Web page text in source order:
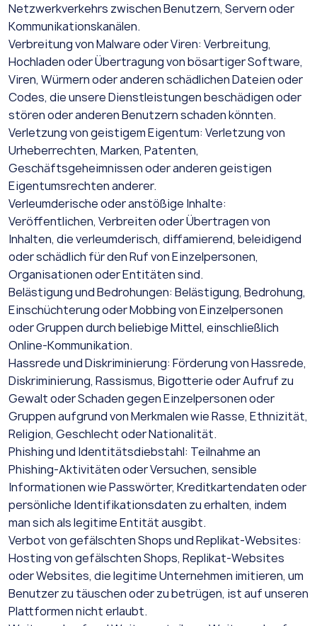
Netzwerkverkehrs zwischen Benutzern, Servern oder
Kommunikationskanälen.
Verbreitung von Malware oder Viren: Verbreitung,
Hochladen oder Übertragung von bösartiger Software,
Viren, Würmern oder anderen schädlichen Dateien oder
Codes, die unsere Dienstleistungen beschädigen oder
stören oder anderen Benutzern schaden könnten.
Verletzung von geistigem Eigentum: Verletzung von
Urheberrechten, Marken, Patenten,
Geschäftsgeheimnissen oder anderen geistigen
Eigentumsrechten anderer.
Verleumderische oder anstößige Inhalte:
Veröffentlichen, Verbreiten oder Übertragen von
Inhalten, die verleumderisch, diffamierend, beleidigend
oder schädlich für den Ruf von Einzelpersonen,
Organisationen oder Entitäten sind.
Belästigung und Bedrohungen: Belästigung, Bedrohung,
Einschüchterung oder Mobbing von Einzelpersonen
oder Gruppen durch beliebige Mittel, einschließlich
Online-Kommunikation.
Hassrede und Diskriminierung: Förderung von Hassrede,
Diskriminierung, Rassismus, Bigotterie oder Aufruf zu
Gewalt oder Schaden gegen Einzelpersonen oder
Gruppen aufgrund von Merkmalen wie Rasse, Ethnizität,
Religion, Geschlecht oder Nationalität.
Phishing und Identitätsdiebstahl: Teilnahme an
Phishing-Aktivitäten oder Versuchen, sensible
Informationen wie Passwörter, Kreditkartendaten oder
persönliche Identifikationsdaten zu erhalten, indem
man sich als legitime Entität ausgibt.
Verbot von gefälschten Shops und Replikat-Websites:
Hosting von gefälschten Shops, Replikat-Websites
oder Websites, die legitime Unternehmen imitieren, um
Benutzer zu täuschen oder zu betrügen, ist auf unseren
Plattformen nicht erlaubt.